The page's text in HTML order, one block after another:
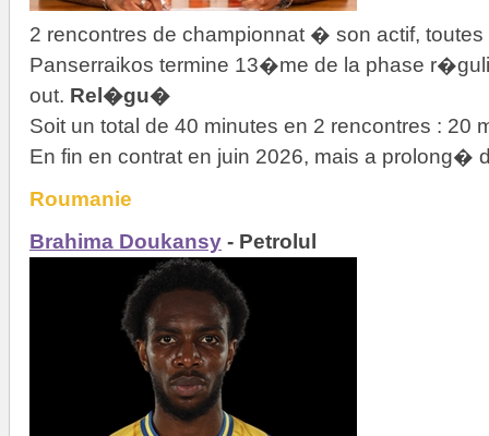
2 rencontres de championnat � son actif,
Panserraikos termine 13�me de la phase
out. Rel�gu�
Soit un total de 40 minutes en 2 rencontres : 20
En fin en contrat en juin 2026, mais a prolong�
Roumanie
Brahima Doukansy - Petrolul